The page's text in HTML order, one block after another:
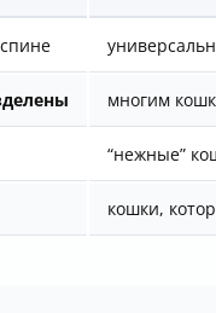
многим
“нежные”
кошки,